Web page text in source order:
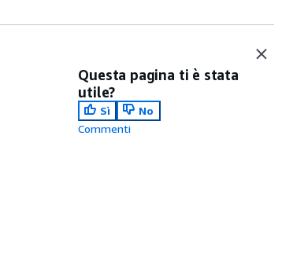
Questa pagina ti è stata
utile?
Sì
No
Commenti